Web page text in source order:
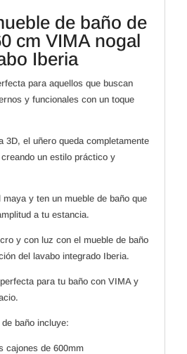
de baño de
cm VIMA nogal
Iberia
para aquellos que buscan
y funcionales con un toque
3D, el uñero queda completamente
un estilo práctico y
maya y ten un mueble de baño que
a tu estancia.
y con luz con el mueble de baño
del lavabo integrado Iberia.
para tu baño con VIMA y
baño incluye:
cajones de 600mm